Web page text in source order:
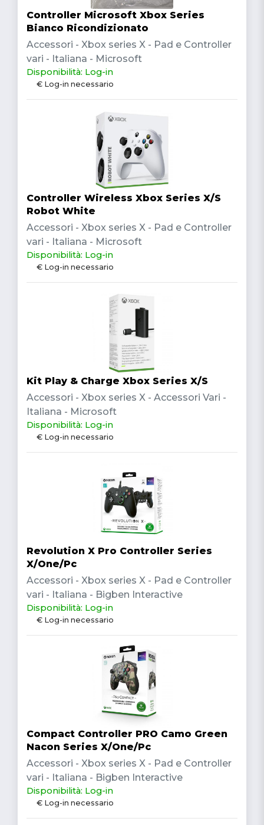
Controller Microsoft Xbox Series
Bianco Ricondizionato
Accessori - Xbox series X - Pad e Controller
vari - Italiana - Microsoft
Disponibilità: Log-in
€ Log-in necessario
Controller Wireless Xbox Series X/S
Robot White
Accessori - Xbox series X - Pad e Controller
vari - Italiana - Microsoft
Disponibilità: Log-in
€ Log-in necessario
Kit Play & Charge Xbox Series X/S
Accessori - Xbox series X - Accessori Vari -
Italiana - Microsoft
Disponibilità: Log-in
€ Log-in necessario
Revolution X Pro Controller Series
X/One/Pc
Accessori - Xbox series X - Pad e Controller
vari - Italiana - Bigben Interactive
Disponibilità: Log-in
€ Log-in necessario
Compact Controller PRO Camo Green
Nacon Series X/One/Pc
Accessori - Xbox series X - Pad e Controller
vari - Italiana - Bigben Interactive
Disponibilità: Log-in
€ Log-in necessario